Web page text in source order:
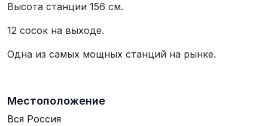
Высота станции 156 см.
12 сосок на выходе.
Одна из самых мощных станций на рынке.
Местоположение
Вся Россия